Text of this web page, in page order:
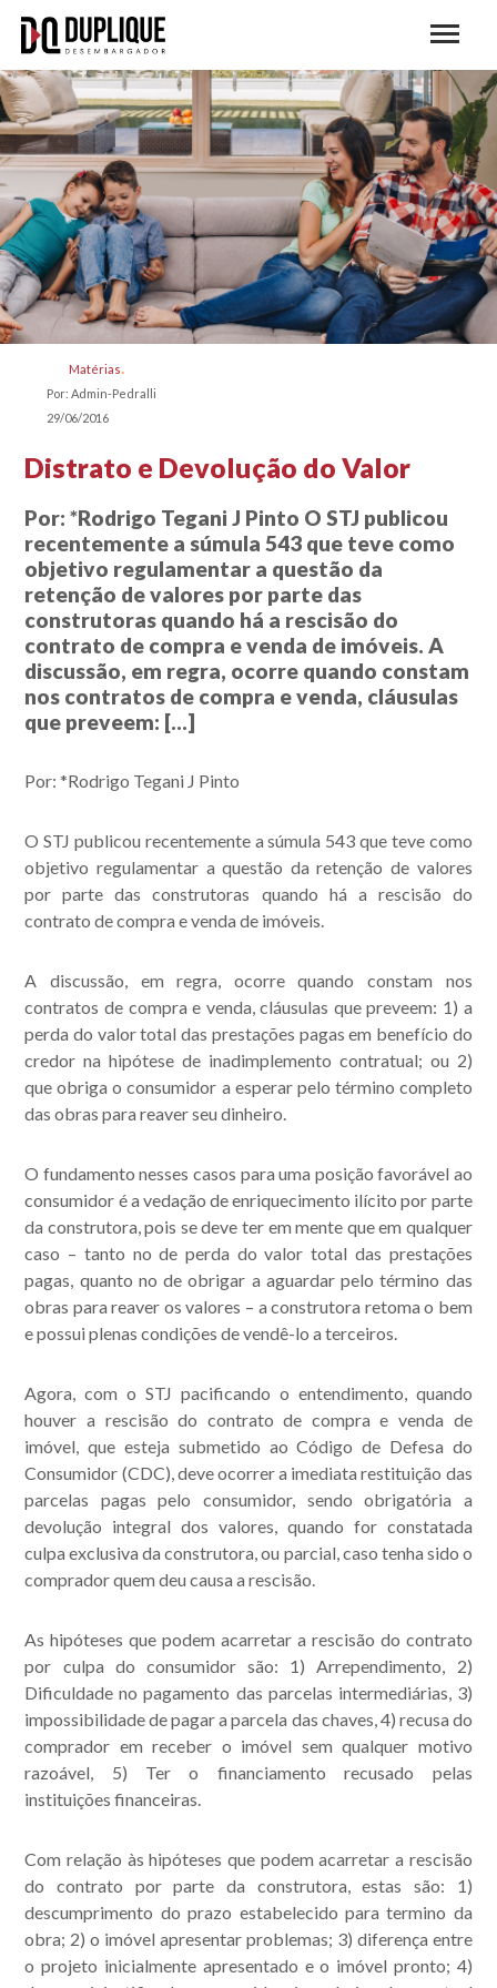
Acompanhe nossas
publicações.
Matérias
Por: Admin-Pedralli
29/06/2016
Distrato e Devolução do Valor
Por: *Rodrigo Tegani J Pinto O STJ publicou
recentemente a súmula 543 que teve como
objetivo regulamentar a questão da
retenção de valores por parte das
construtoras quando há a rescisão do
contrato de compra e venda de imóveis. A
discussão, em regra, ocorre quando constam
nos contratos de compra e venda, cláusulas
que preveem: […]
Por: *Rodrigo Tegani J Pinto
O STJ publicou recentemente a súmula 543 que teve como
objetivo regulamentar a questão da retenção de valores
por parte das construtoras quando há a rescisão do
contrato de compra e venda de imóveis.
A discussão, em regra, ocorre quando constam nos
contratos de compra e venda, cláusulas que preveem: 1) a
perda do valor total das prestações pagas em benefício do
credor na hipótese de inadimplemento contratual; ou 2)
que obriga o consumidor a esperar pelo término completo
das obras para reaver seu dinheiro.
O fundamento nesses casos para uma posição favorável ao
consumidor é a vedação de enriquecimento ilícito por parte
da construtora, pois se deve ter em mente que em qualquer
caso – tanto no de perda do valor total das prestações
pagas, quanto no de obrigar a aguardar pelo término das
obras para reaver os valores – a construtora retoma o bem
e possui plenas condições de vendê-lo a terceiros.
Agora, com o STJ pacificando o entendimento, quando
houver a rescisão do contrato de compra e venda de
imóvel, que esteja submetido ao Código de Defesa do
Consumidor (CDC), deve ocorrer a imediata restituição das
parcelas pagas pelo consumidor, sendo obrigatória a
devolução integral dos valores, quando for constatada
culpa exclusiva da construtora, ou parcial, caso tenha sido o
comprador quem deu causa a rescisão.
As hipóteses que podem acarretar a rescisão do contrato
por culpa do consumidor são: 1) Arrependimento, 2)
Dificuldade no pagamento das parcelas intermediárias, 3)
impossibilidade de pagar a parcela das chaves, 4) recusa do
comprador em receber o imóvel sem qualquer motivo
razoável, 5) Ter o financiamento recusado pelas
instituições financeiras.
Com relação às hipóteses que podem acarretar a rescisão
do contrato por parte da construtora, estas são: 1)
descumprimento do prazo estabelecido para termino da
obra; 2) o imóvel apresentar problemas; 3) diferença entre
o projeto inicialmente apresentado e o imóvel pronto; 4)